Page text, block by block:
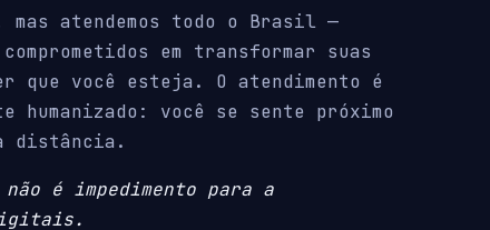
atendemos todo o Brasil —
em transformar suas
que você esteja. O atendimento é
humanizado: você se sente próximo
distância.
é impedimento para a